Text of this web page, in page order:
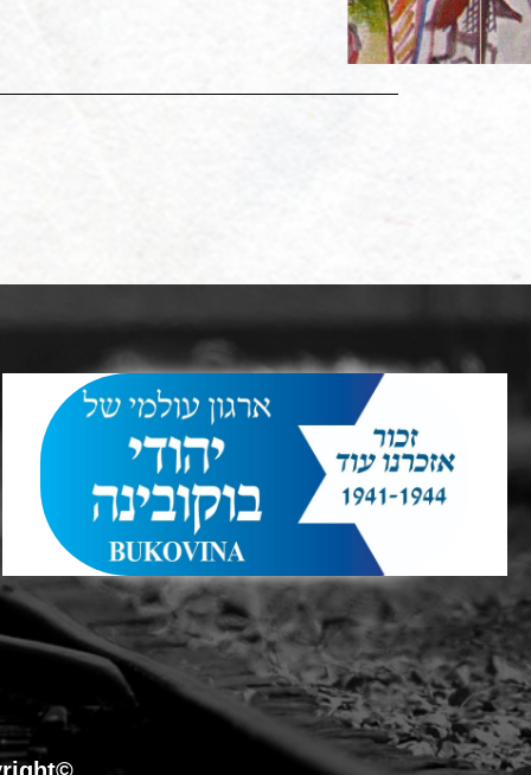
©Copyright כל הזכויות שמורות לארגון עולמי של יהודי בוקובינה